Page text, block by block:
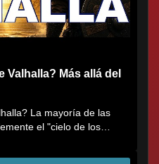
Valhalla? Más allá del
La mayoría de las
el "cielo de los